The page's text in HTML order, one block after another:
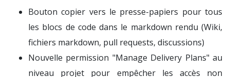
Bouton copier vers le presse-papiers pour tous
les blocs de code dans le markdown rendu (Wiki,
fichiers markdown, pull requests, discussions)
Nouvelle permission "Manage Delivery Plans" au
niveau projet pour empêcher les accès non